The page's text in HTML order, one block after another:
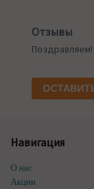
Отзывы
Навигация
О нас
Акции